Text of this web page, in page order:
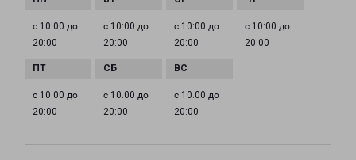
с 10:00 до
20:00
с 10:00 до
20:00
с 10:00 до
20:00
с 10:00 до
20:00
с 10:00 до
20:00
с 10:00 до
20:00
с 10:00 до
20:00